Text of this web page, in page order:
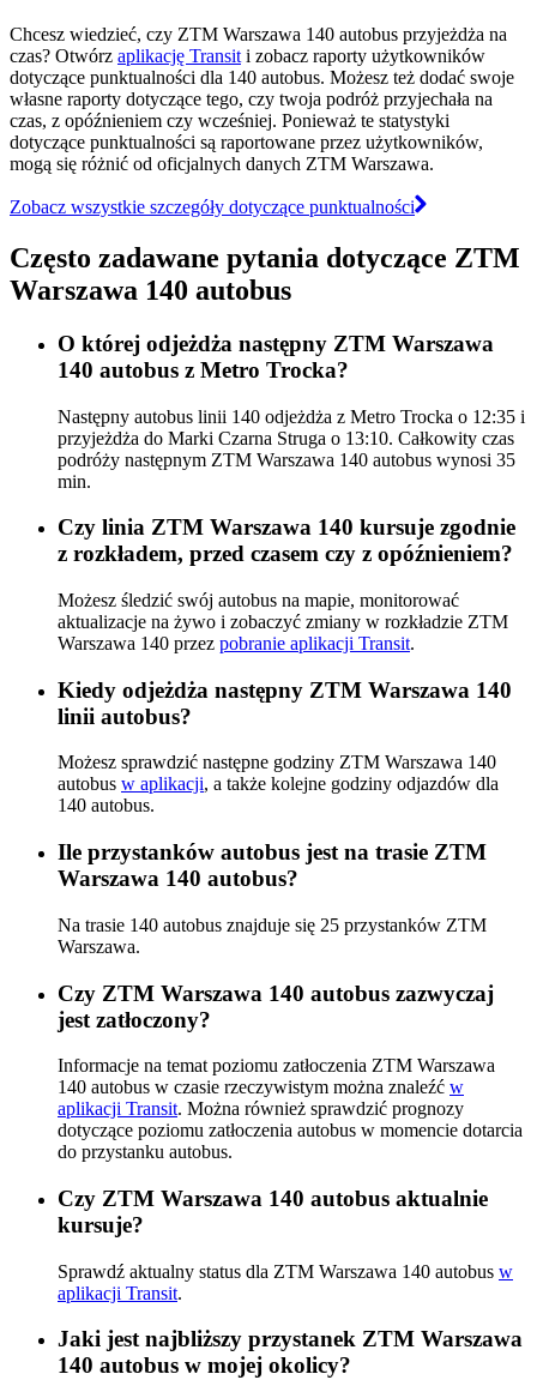
Chcesz wiedzieć, czy ZTM Warszawa 140 autobus przyjeżdża na
czas? Otwórz aplikację Transit i zobacz raporty użytkowników
dotyczące punktualności dla 140 autobus. Możesz też dodać swoje
własne raporty dotyczące tego, czy twoja podróż przyjechała na
czas, z opóźnieniem czy wcześniej. Ponieważ te statystyki
dotyczące punktualności są raportowane przez użytkowników,
mogą się różnić od oficjalnych danych ZTM Warszawa.
Zobacz wszystkie szczegóły dotyczące punktualności
Często zadawane pytania dotyczące ZTM
Warszawa 140 autobus
O której odjeżdża następny ZTM Warszawa
140 autobus z Metro Trocka?
Następny autobus linii 140 odjeżdża z Metro Trocka o 12:35 i
przyjeżdża do Marki Czarna Struga o 13:10. Całkowity czas
podróży następnym ZTM Warszawa 140 autobus wynosi 35
min.
Czy linia ZTM Warszawa 140 kursuje zgodnie
z rozkładem, przed czasem czy z opóźnieniem?
Możesz śledzić swój autobus na mapie, monitorować
aktualizacje na żywo i zobaczyć zmiany w rozkładzie ZTM
Warszawa 140 przez pobranie aplikacji Transit.
Kiedy odjeżdża następny ZTM Warszawa 140
linii autobus?
Możesz sprawdzić następne godziny ZTM Warszawa 140
autobus w aplikacji, a także kolejne godziny odjazdów dla
140 autobus.
Ile przystanków autobus jest na trasie ZTM
Warszawa 140 autobus?
Na trasie 140 autobus znajduje się 25 przystanków ZTM
Warszawa.
Czy ZTM Warszawa 140 autobus zazwyczaj
jest zatłoczony?
Informacje na temat poziomu zatłoczenia ZTM Warszawa
140 autobus w czasie rzeczywistym można znaleźć w
aplikacji Transit. Można również sprawdzić prognozy
dotyczące poziomu zatłoczenia autobus w momencie dotarcia
do przystanku autobus.
Czy ZTM Warszawa 140 autobus aktualnie
kursuje?
Sprawdź aktualny status dla ZTM Warszawa 140 autobus w
aplikacji Transit.
Jaki jest najbliższy przystanek ZTM Warszawa
140 autobus w mojej okolicy?